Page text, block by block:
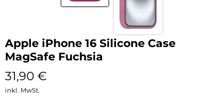
Apple iPhone 16 Silicone Case
MagSafe Fuchsia
31,90 €
inkl. MwSt.